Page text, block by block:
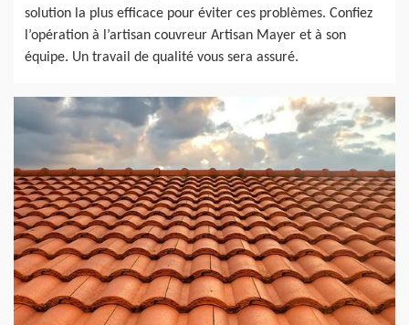
solution la plus efficace pour éviter ces problèmes. Confiez
l’opération à l’artisan couvreur Artisan Mayer et à son
équipe. Un travail de qualité vous sera assuré.